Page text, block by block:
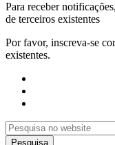
Para receber
de terceiros existentes
Por favor, inscreva-se
existentes.